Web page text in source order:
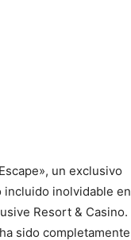
un exclusivo
incluido inolvidable en
Resort & Casino.
sido completamente